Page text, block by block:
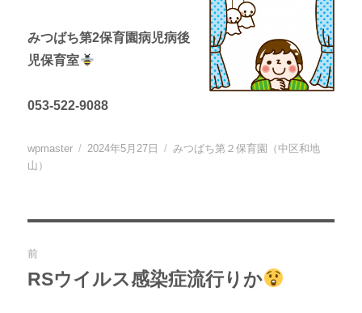
みつばち第2保育園病児病後
児保育室
053-522-9088
投
稿
wpmaster
投
2024年5月27日
カ
みつばち第２保育園（中区和地
山）
稿
前
過
RSウイルス感染症流行りか